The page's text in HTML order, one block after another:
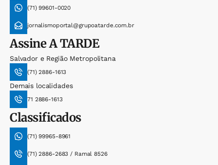
(71) 99601-0020
jornalismoportal@grupoatarde.com.br
AssineA TARDE
Salvador e Região Metropolitana
(71) 2886-1613
Demais localidades
71 2886-1613
Classificados
(71) 99965-8961
(71) 2886-2683 / Ramal 8526